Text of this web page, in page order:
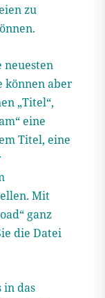
zu
neuesten
können aber
„Titel“,
eine
Titel, eine
Mit
ganz
die Datei
in das